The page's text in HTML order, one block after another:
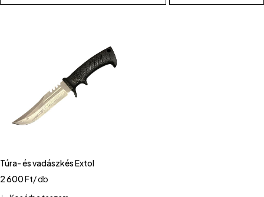
Túra- és vadászkés Extol
2 600Ft/ db